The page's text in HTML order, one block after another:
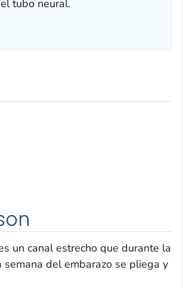
tubo neural.
un canal estrecho que durante la
semana del embarazo se pliega y